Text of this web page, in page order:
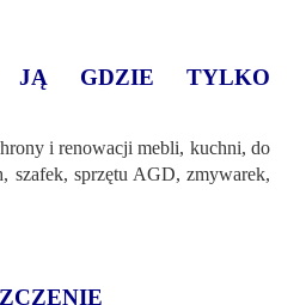
JĄ GDZIE TYLKO
i renowacji mebli, kuchni, do
szafek, sprzętu AGD, zmywarek,